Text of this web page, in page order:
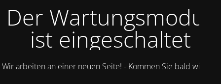
Der Wartungsmodus
ist eingeschaltet
Wir arbeiten an einer neuen Seite! - Kommen Sie bald wieder.